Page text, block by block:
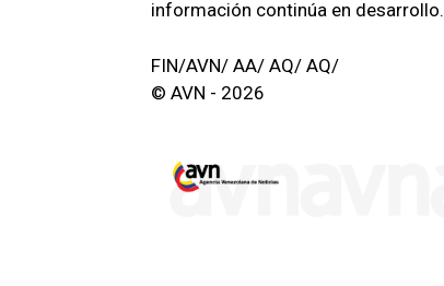
información continúa en desarrollo.
FIN/AVN/ AA/ AQ/ AQ/
© AVN - 2026